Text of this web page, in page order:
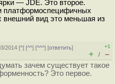
— JDE. Это второе.
платформоспецифичных
внешний вид это меньшая из
2014 [^] [^^] [^^^] [ответить]
+1
+ / –
зачем существует такое
Это первое.